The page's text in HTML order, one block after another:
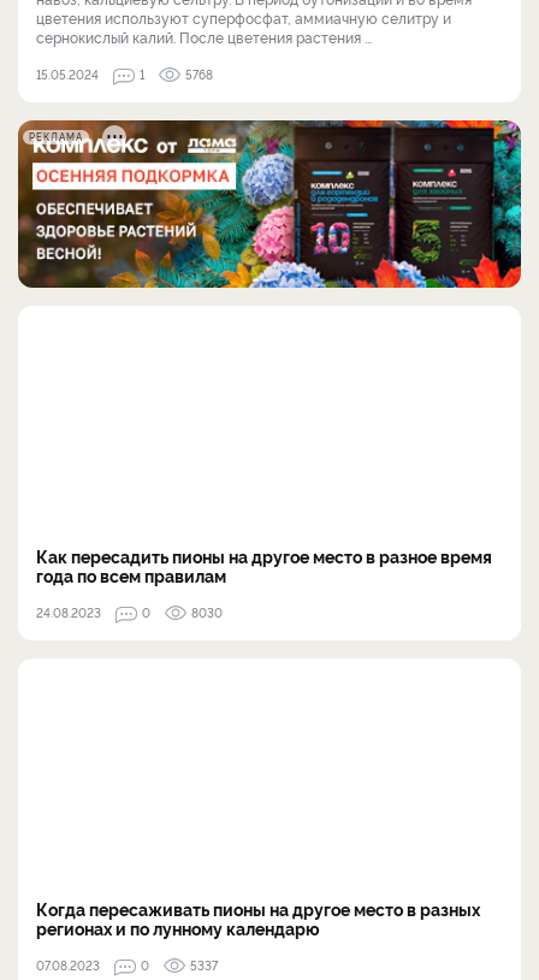
цветения используют суперфосфат, аммиачную селитру и
сернокислый калий. После цветения растения ...
15.05.2024 1 5768
РЕКЛАМА
Как пересадить пионы на другое место в разное время
года по всем правилам
24.08.2023 0 8030
Когда пересаживать пионы на другое место в разных
регионах и по лунному календарю
07.08.2023 0 5337